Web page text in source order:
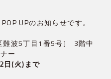
UPのお知らせです。
難波5丁目1番5号] 3階中
ー
日(火)まで